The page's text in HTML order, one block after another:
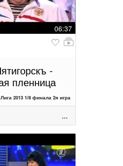
06:37
-
пленница
2013 1/8 финала 2я игра
...